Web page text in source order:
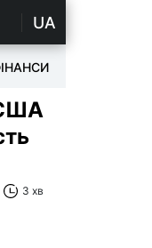
UA
3 хв